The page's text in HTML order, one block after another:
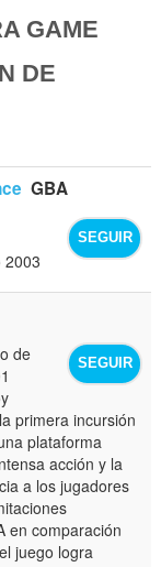
GAME
DE
GBA
SEGUIR
2003
SEGUIR
de
primera incursión
plataforma
acción y la
a los jugadores
en comparación
juego logra